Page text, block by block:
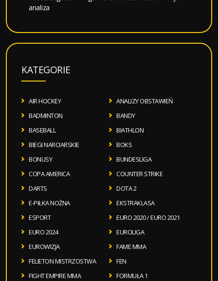
analiza
KATEGORIE
AIR HOCKEY
ANALIZY OBSTAWIEŃ
BADMINTON
BANDY
BASEBALL
BIATHLON
BIEGI NARCIARSKIE
BOKS
BONUSY
BUNDESLIGA
COPA AMERICA
COUNTER STRIKE
DARTS
DOTA 2
E-PIŁKA NOŻNA
EKSTRAKLASA
ESPORT
EURO 2020 / EURO 2021
EURO 2024
EUROLIGA
EUROWIZJA
FAME MMA
FELIETON MISTRZOSTWA
FEN
FIGHT EMPIRE MMA
FORMUŁA 1